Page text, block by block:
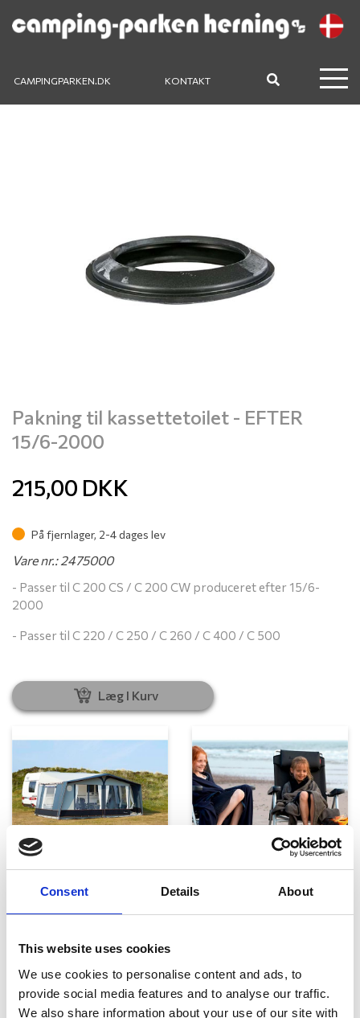
Consent Details About
This website uses cookies
We use cookies to personalise content and ads, to
provide social media features and to analyse our traffic.
We also share information about your use of our site with
CAMPINGPARKEN.DK KONTAKT
Pakning til kassettetoilet - EFTER
15/6-2000
215,00 DKK
På fjernlager, 2-4 dages lev
Vare nr.: 2475000
- Passer til C 200 CS / C 200 CW produceret efter 15/6-
2000
- Passer til C 220 / C 250 / C 260 / C 400 / C 500
Læg I Kurv
Telte, markiser og tilbehør Campingmøbler